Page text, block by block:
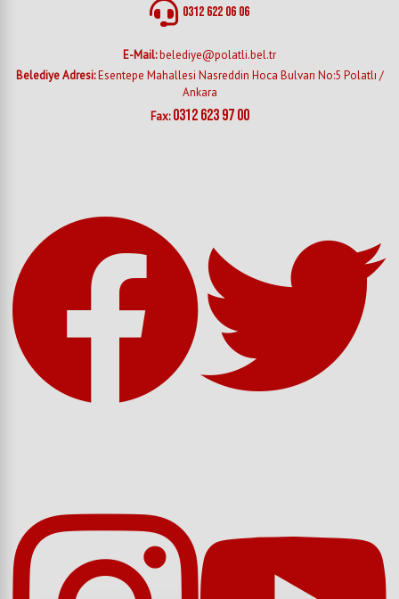
0312 622 06 06
E-Mail:belediye@polatli.bel.tr
Belediye Adresi:Esentepe Mahallesi Nasreddin Hoca Bulvarı No:5 Polatlı /
Ankara
Fax:0312 623 97 00